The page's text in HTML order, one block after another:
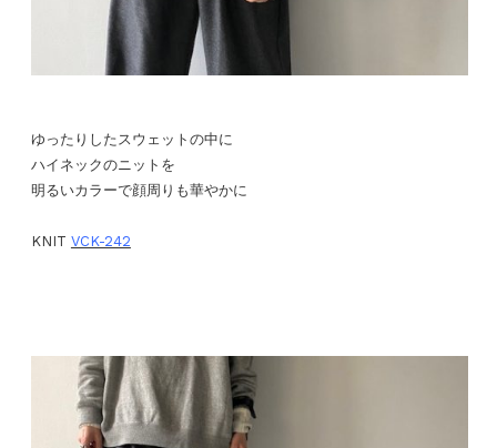
ゆったりしたスウェットの中に
ハイネックのニットを
明るいカラーで顔周りも華やかに
KNIT VCK-242